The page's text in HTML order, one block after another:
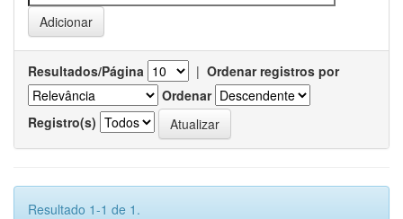
Resultados/Página | Ordenar registros por
Ordenar
Registro(s)
Resultado 1-1 de 1.